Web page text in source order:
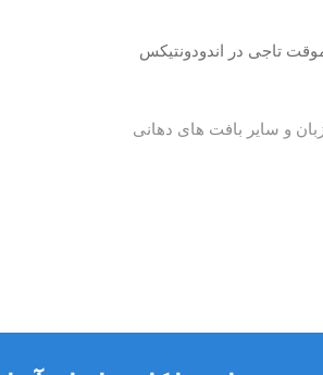
و سایر بافت های دهانی